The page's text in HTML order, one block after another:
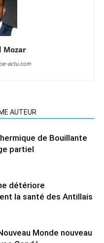
Mozar
actu.com
AUTEUR
de Bouillante
partiel
détériore
la santé des Antillais
Monde nouveau